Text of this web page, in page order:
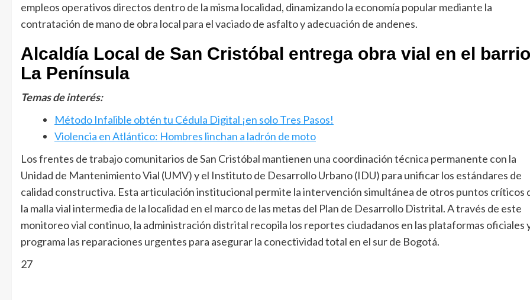
empleos operativos directos dentro de la misma localidad, dinamizando la economía popular mediante la
contratación de mano de obra local para el vaciado de asfalto y adecuación de andenes.
Alcaldía Local de San Cristóbal entrega obra vial en el barrio
La Península
Temas de interés:
Método Infalible obtén tu Cédula Digital ¡en solo Tres Pasos!
Violencia en Atlántico: Hombres linchan a ladrón de moto
Los frentes de trabajo comunitarios de San Cristóbal mantienen una coordinación técnica permanente con la
Unidad de Mantenimiento Vial (UMV) y el Instituto de Desarrollo Urbano (IDU) para unificar los estándares de
calidad constructiva. Esta articulación institucional permite la intervención simultánea de otros puntos críticos
la malla vial intermedia de la localidad en el marco de las metas del Plan de Desarrollo Distrital. A través de este
monitoreo vial continuo, la administración distrital recopila los reportes ciudadanos en las plataformas oficiales
programa las reparaciones urgentes para asegurar la conectividad total en el sur de Bogotá.
27